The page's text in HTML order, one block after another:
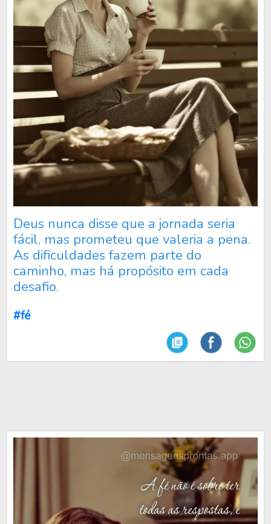
Deus nunca disse que a jornada seria
fácil, mas prometeu que valeria a pena.
As dificuldades fazem parte do
caminho, mas há propósito em cada
desafio.
#fé